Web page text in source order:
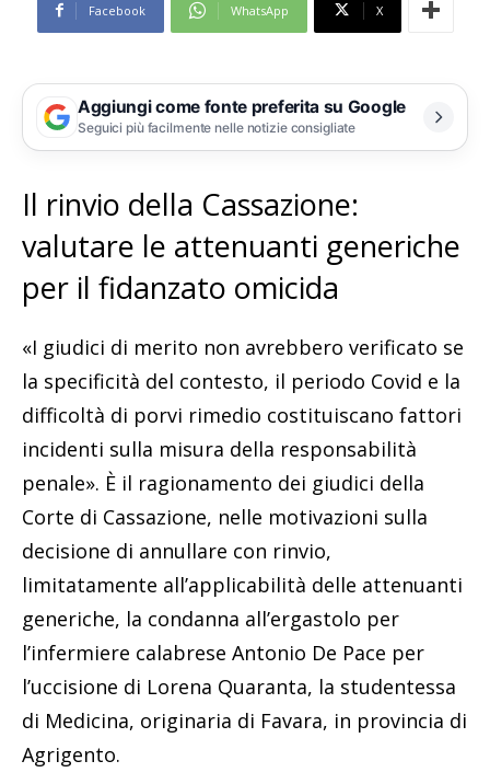
Facebook WhatsApp X
Aggiungi come fonte preferita su Google
Seguici più facilmente nelle notizie consigliate
Il rinvio della Cassazione:
valutare le attenuanti generiche
per il fidanzato omicida
«I giudici di merito non avrebbero verificato se
la specificità del contesto, il periodo Covid e la
difficoltà di porvi rimedio costituiscano fattori
incidenti sulla misura della responsabilità
penale». È il ragionamento dei giudici della
Corte di Cassazione, nelle motivazioni sulla
decisione di annullare con rinvio,
limitatamente all’applicabilità delle attenuanti
generiche, la condanna all’ergastolo per
l’infermiere calabrese Antonio De Pace per
l’uccisione di Lorena Quaranta, la studentessa
di Medicina, originaria di Favara, in provincia di
Agrigento.